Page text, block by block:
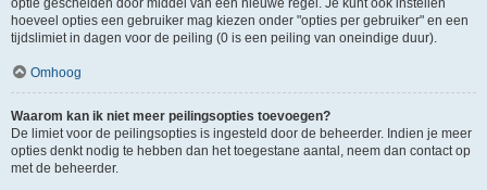
optie gescheiden door middel van een nieuwe regel. Je kunt ook instellen
hoeveel opties een gebruiker mag kiezen onder "opties per gebruiker" en een
tijdslimiet in dagen voor de peiling (0 is een peiling van oneindige duur).
Omhoog
Waarom kan ik niet meer peilingsopties toevoegen?
De limiet voor de peilingsopties is ingesteld door de beheerder. Indien je meer
opties denkt nodig te hebben dan het toegestane aantal, neem dan contact op
met de beheerder.